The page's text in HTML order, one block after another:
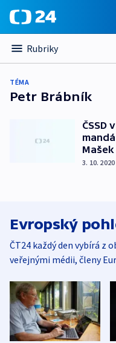
Rubriky
TÉMA
Petr Brábník
ČSSD
3. 10. 2020
Evropský
ČT24 každý den vybírá z
veřejnými médii, členy